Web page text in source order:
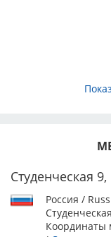
Требования к
необходимо
заявкой через
поступлении
документов с
оплате
сроков его
Студенческая
Россия /
Координаты